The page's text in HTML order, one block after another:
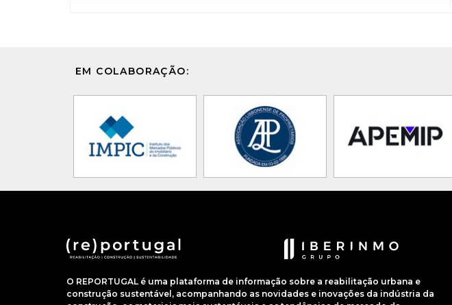
EM COLABORAÇÃO:
O REPORTUGAL é uma plataforma de informação sobre a reabilitação urbana e
construção sustentável, acompanhando as novidades e inovações da indústria da